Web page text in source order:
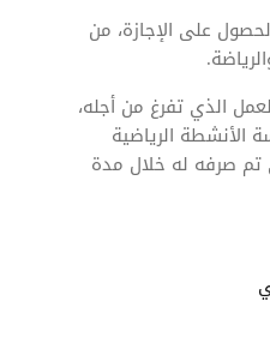
على الإجازة، من
الذي تفرغ من أجله،
الأنشطة الرياضية
تم صرفه له خلال مدة